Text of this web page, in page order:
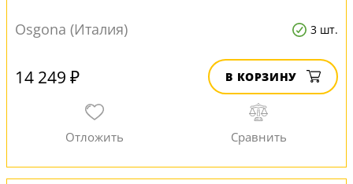
Osgona (Италия) 3 шт.
14 249 ₽ В КОРЗИНУ